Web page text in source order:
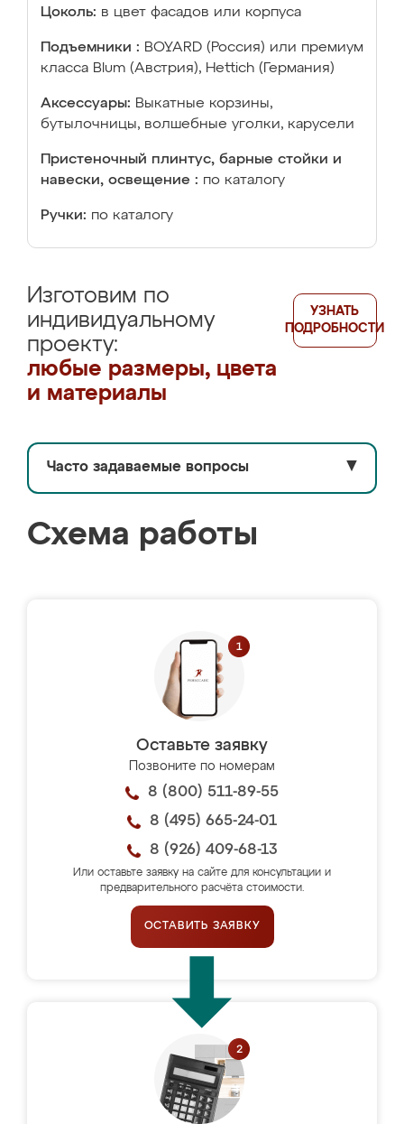
Цоколь: в цвет фасадов или корпуса
Подъемники : BOYARD (Россия) или премиум
класса Blum (Австрия), Hettich (Германия)
Аксессуары: Выкатные корзины,
бутылочницы, волшебные уголки, карусели
Пристеночный плинтус, барные стойки и
навески, освещение : по каталогу
Ручки: по каталогу
Изготовим по
индивидуальному
проекту:
любые размеры, цвета
и материалы
УЗНАТЬ
ПОДРОБНОСТИ
Часто задаваемые вопросы ▼
Схема работы
Оставьте заявку
Позвоните по номерам
8 (800) 511-89-55
8 (495) 665-24-01
8 (926) 409-68-13
Или оставьте заявку на сайте для консультации и
предварительного расчёта стоимости.
ОСТАВИТЬ ЗАЯВКУ